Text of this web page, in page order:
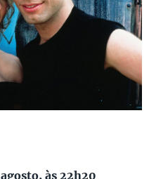
às 22h20